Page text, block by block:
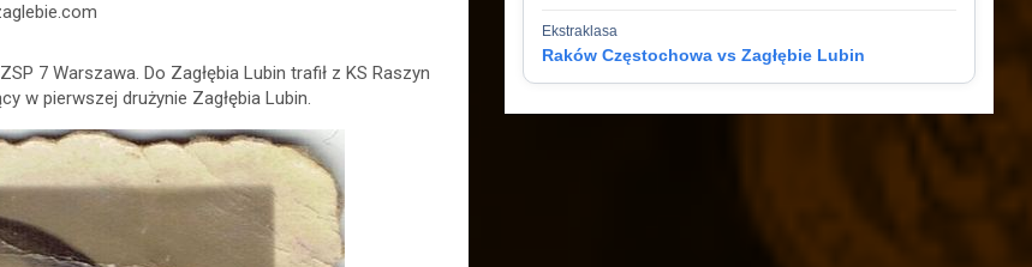
7 Warszawa. Do Zagłębia Lubin trafił z KS Raszyn
w pierwszej drużynie Zagłębia Lubin.
Ekstraklasa
Raków Częstochowa vs Zagłębie Lubin